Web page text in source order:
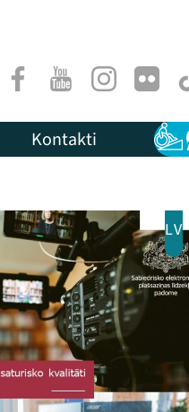
FacebookYoutubeInstagram
Flick
Kontakti
LV